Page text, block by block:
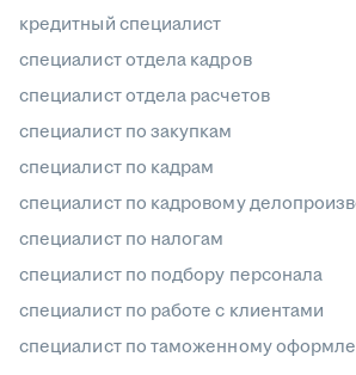
кредитный специалист
специалист отдела кадров
специалист отдела расчетов
специалист по закупкам
специалист по кадрам
специалист по кадровому
специалист по налогам
специалист по подбору персонала
специалист по работе с клиентами
специалист по таможенному